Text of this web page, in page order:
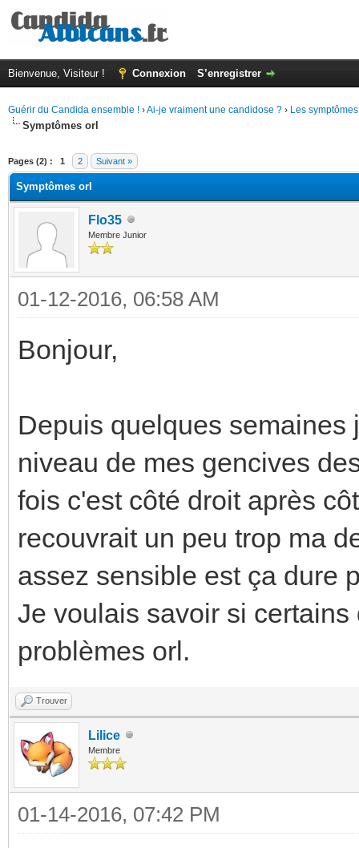
Bienvenue, Visiteur ! Connexion S’enregistrer
Guérir du Candida ensemble ! ›Ai-je vraiment une candidose ? › Les
Symptômes orl
Pages (2) : 1 2 Suivant »
Symptômes orl
Flo35
Membre Junior
01-12-2016, 06:58 AM
Bonjour,
Depuis quelques
niveau de mes gencives
fois c'est côté droit après
recouvrait un peu trop ma
assez sensible est ça dure
Je voulais savoir si
problèmes orl.
Trouver
Lilice
Membre
01-14-2016, 07:42 PM